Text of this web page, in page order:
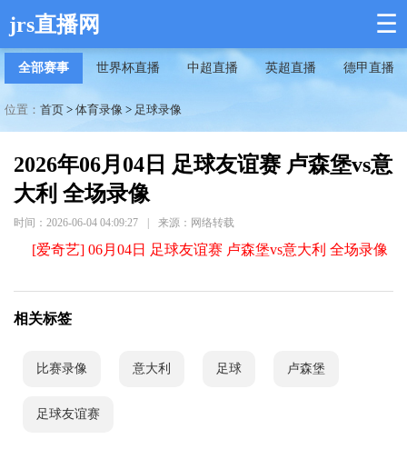
jrs直播网 ☰
全部赛事 世界杯直播 中超直播 英超直播 德甲直播
位置： 首页 > 体育录像 > 足球录像
2026年06月04日 足球友谊赛 卢森堡vs意
大利 全场录像
时间：2026-06-04 04:09:27 来源：网络转载
[爱奇艺] 06月04日 足球友谊赛 卢森堡vs意大利 全场录像
相关标签
比赛录像 意大利 足球 卢森堡
足球友谊赛